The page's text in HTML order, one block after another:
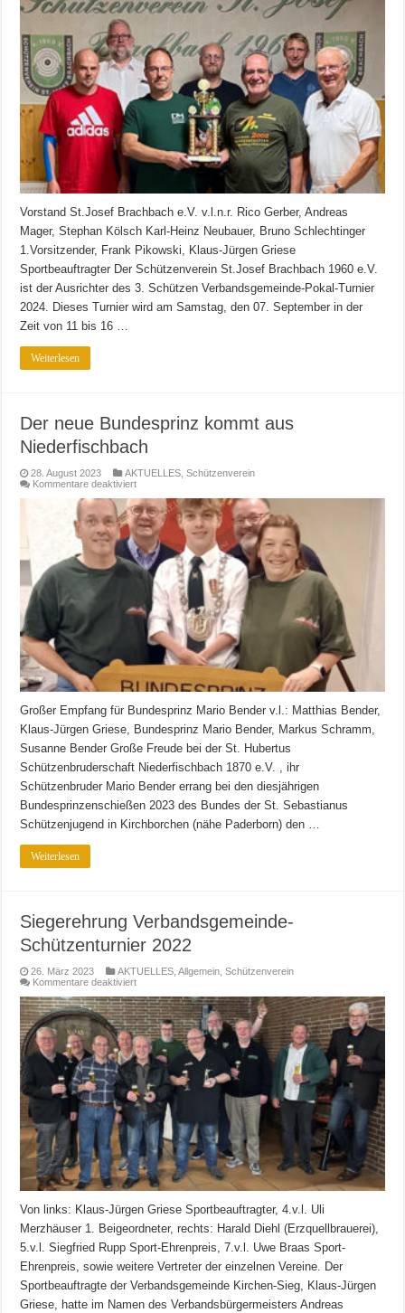
der
Schützen
Jahr
in
Brachbach
statt
Vorstand St.Josef Brachbach e.V. v.l.n.r. Rico Gerber, Andreas
Mager, Stephan Kölsch Karl-Heinz Neubauer, Bruno Schlechtinger
1.Vorsitzender, Frank Pikowski, Klaus-Jürgen Griese
Sportbeauftragter Der Schützenverein St.Josef Brachbach 1960 e.V.
ist der Ausrichter des 3. Schützen Verbandsgemeinde-Pokal-Turnier
2024. Dieses Turnier wird am Samstag, den 07. September in der
Zeit von 11 bis 16 …
Weiterlesen
Der neue Bundesprinz kommt aus
Niederfischbach
28. August 2023 AKTUELLES ,Schützenverein
Kommentare deaktiviertfür
neue
Bundesprinz
kommt
aus
Niederfischbach
Großer Empfang für Bundesprinz Mario Bender v.l.: Matthias Bender,
Klaus-Jürgen Griese, Bundesprinz Mario Bender, Markus Schramm,
Susanne Bender Große Freude bei der St. Hubertus
Schützenbruderschaft Niederfischbach 1870 e.V. , ihr
Schützenbruder Mario Bender errang bei den diesjährigen
Bundesprinzenschießen 2023 des Bundes der St. Sebastianus
Schützenjugend in Kirchborchen (nähe Paderborn) den …
Weiterlesen
Siegerehrung Verbandsgemeinde-
Schützenturnier 2022
26. März 2023 AKTUELLES ,Allgemein ,Schützenverein
Kommentare deaktiviertfür
Verbandsgemeinde-
Schützenturnier
2022
Von links: Klaus-Jürgen Griese Sportbeauftragter, 4.v.l. Uli
Merzhäuser 1. Beigeordneter, rechts: Harald Diehl (Erzquellbrauerei),
5.v.l. Siegfried Rupp Sport-Ehrenpreis, 7.v.l. Uwe Braas Sport-
Ehrenpreis, sowie weitere Vertreter der einzelnen Vereine. Der
Sportbeauftragte der Verbandsgemeinde Kirchen-Sieg, Klaus-Jürgen
Griese, hatte im Namen des Verbandsbürgermeisters Andreas